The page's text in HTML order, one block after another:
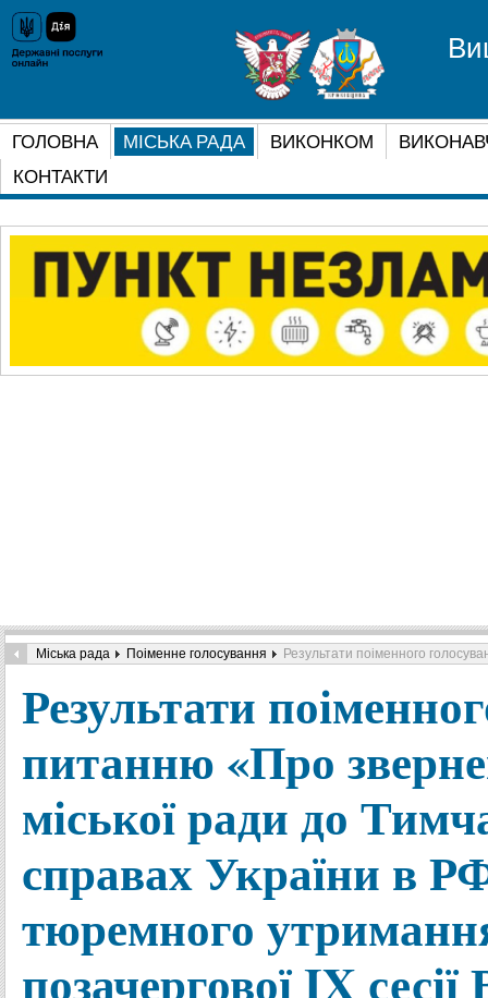
ГОЛОВНА МІСЬКА РАДА ВИКОНКОМ
КОНТАКТИ
Міська рада Поіменне голосування Результати поіменного
Результати
питанню «Про
міської ради до
справах України в
тюремного
позачергової IX